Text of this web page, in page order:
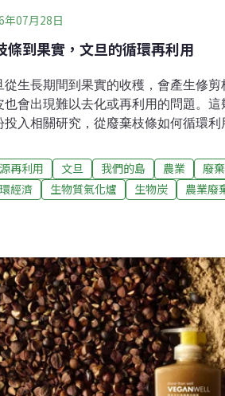
年07月28日
條到果實，文旦的循環再利用
從生長期間到果實的收穫，會產生修
也會出現難以去化或再利用的問題。
投入相關研究，從廢棄枝條如何循環
種植面積將近4000公頃，文旦樹生長
皮擦傷或造成病蟲害。根據農業部台南
約每公頃會產生6到21公噸左右的枝條
區農業改良場輔導農民利用乘坐式割
條，直接在園區就地粉碎。作物改良
1週內就可以乾枯萎凋，大約3到4個月
理，可以更均一
再利用 文旦 我們的島 農業
廢
經濟
生物質氣化爐 生物炭 農業廢